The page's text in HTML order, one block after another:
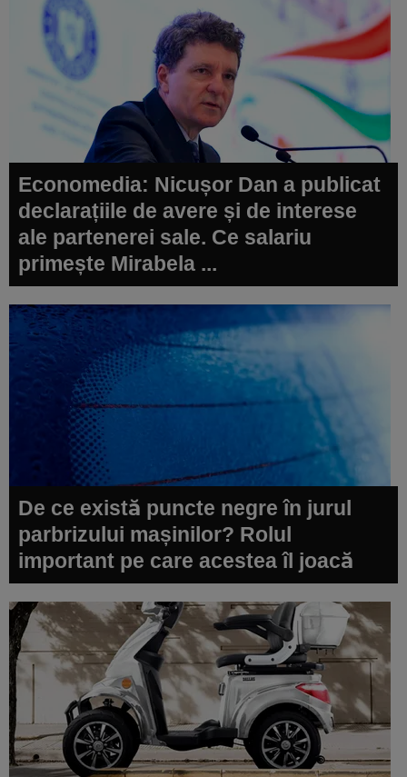
Economedia: Nicușor Dan a publicat
declarațiile de avere și de interese
ale partenerei sale. Ce salariu
primește Mirabela ...
De ce există puncte negre în jurul
parbrizului mașinilor? Rolul
important pe care acestea îl joacă